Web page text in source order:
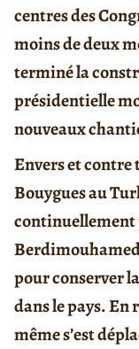
centres des
moins de deux
terminé la
présidentielle
nouveaux
Envers et
Bouygues au
continuellement
pour conserver
dans le pays.
même s’est